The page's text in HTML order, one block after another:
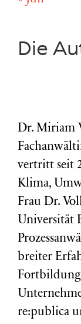
Die
Dr. Miriam
vertritt seit
Klima,
Frau Dr.
Universität
breiter
re:publica